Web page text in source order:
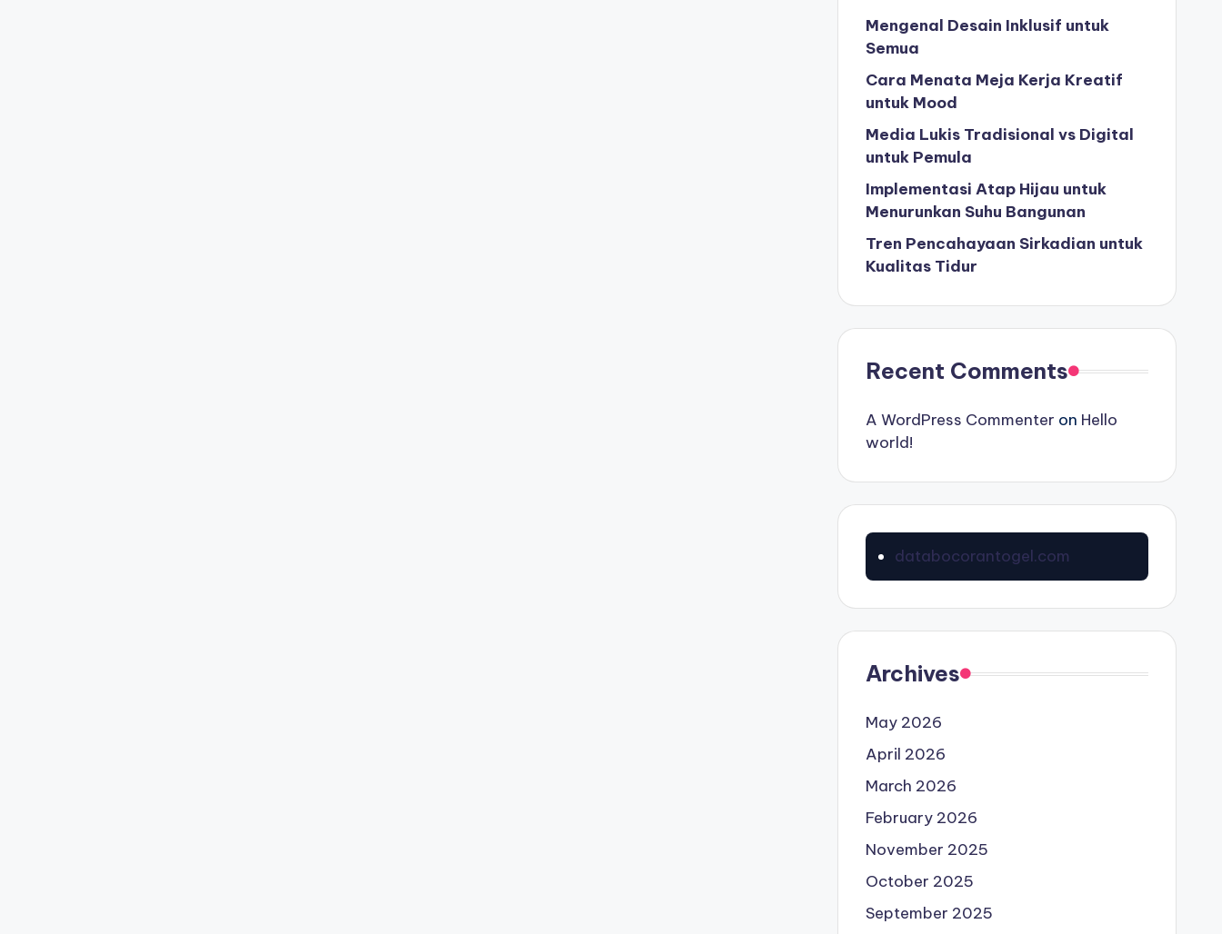
o
k
e
r
Mengenal Desain Inklusif untuk
Semua
Cara Menata Meja Kerja Kreatif
untuk Mood
Media Lukis Tradisional vs Digital
untuk Pemula
Implementasi Atap Hijau untuk
Menurunkan Suhu Bangunan
Tren Pencahayaan Sirkadian untuk
Kualitas Tidur
Recent Comments
A WordPress Commenter on Hello
world!
databocorantogel.com
Archives
May 2026
April 2026
March 2026
February 2026
November 2025
October 2025
September 2025